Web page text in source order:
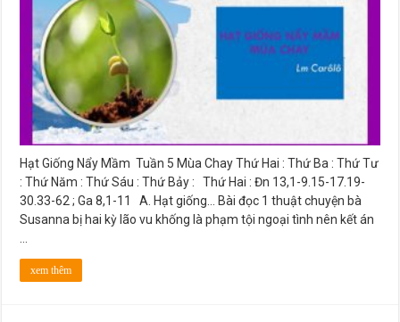
5
Mùa
Chay
Hạt Giống Nẩy Mầm Tuần 5 Mùa Chay Thứ Hai : Thứ Ba : Thứ Tư
: Thứ Năm : Thứ Sáu : Thứ Bảy : Thứ Hai : Đn 13,1-9.15-17.19-
30.33-62 ; Ga 8,1-11 A. Hạt giống… Bài đọc 1 thuật chuyện bà
Susanna bị hai kỳ lão vu khống là phạm tội ngoại tình nên kết án
xem thêm